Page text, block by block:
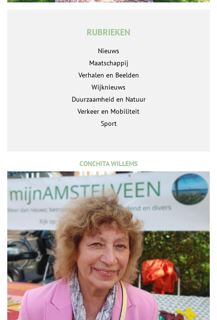
RUBRIEKEN
Nieuws
Maatschappij
Verhalen en Beelden
Wijknieuws
Duurzaamheid en Natuur
Verkeer en Mobiliteit
Sport
CONCHITA WILLEMS